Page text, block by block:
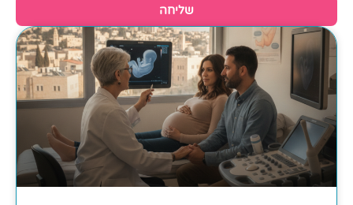
שליחה